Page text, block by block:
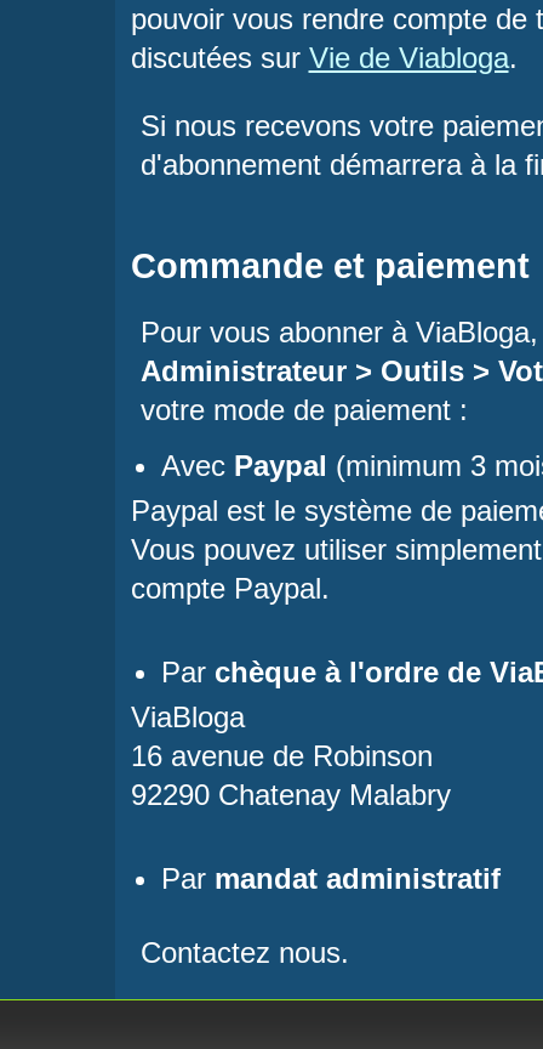
pouvoir vous rendre compte
discutées sur Vie de Viabloga.
Si nous recevons votre
d'abonnement démarrera à la
Commande et paiement
Pour vous abonner à
Administrateur > Outils >
votre mode de paiement :
Avec Paypal (minimum 3
Paypal est le système de
Vous pouvez utiliser
compte Paypal.
Parchèque à l'ordre de
ViaBloga
16 avenue de Robinson
92290 Chatenay Malabry
Parmandat administratif
Contactez nous.